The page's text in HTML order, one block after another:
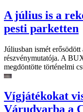
A július is a
pesti parketten
Júliusban ismét
részvénymutatója. A
megdöntötte történelmi
Vígjátékokat
Várudvarba a